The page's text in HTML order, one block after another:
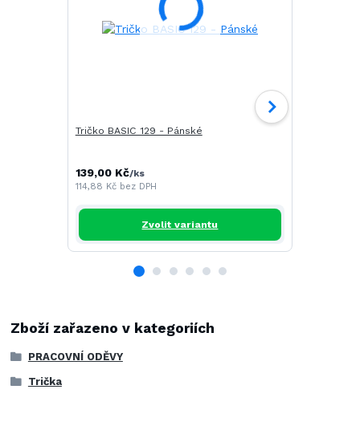
Tričko BASIC 129 - Pánské
139,00 Kč/ks
114,88 Kč bez DPH
Zvolit variantu
Zboží zařazeno v kategoriích
PRACOVNÍ ODĚVY
Trička